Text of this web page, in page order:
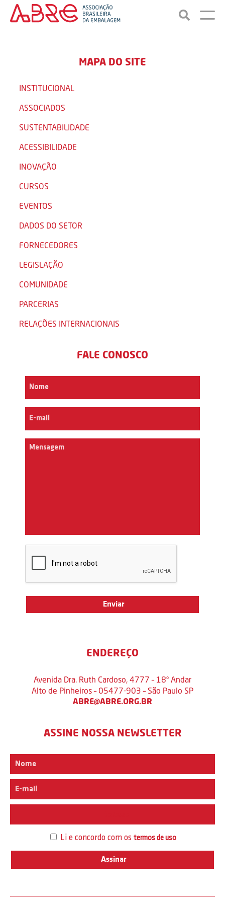
MAPA DO SITE
INSTITUCIONAL
ASSOCIADOS
SUSTENTABILIDADE
ACESSIBILIDADE
INOVAÇÃO
CURSOS
EVENTOS
DADOS DO SETOR
FORNECEDORES
LEGISLAÇÃO
COMUNIDADE
PARCERIAS
RELAÇÕES INTERNACIONAIS
FALE CONOSCO
ENDEREÇO
Avenida Dra. Ruth Cardoso, 4777 – 18º Andar
Alto de Pinheiros – 05477-903 – São Paulo SP
ABRE@ABRE.ORG.BR
ASSINE NOSSA NEWSLETTER
Li e concordo com os termos de uso